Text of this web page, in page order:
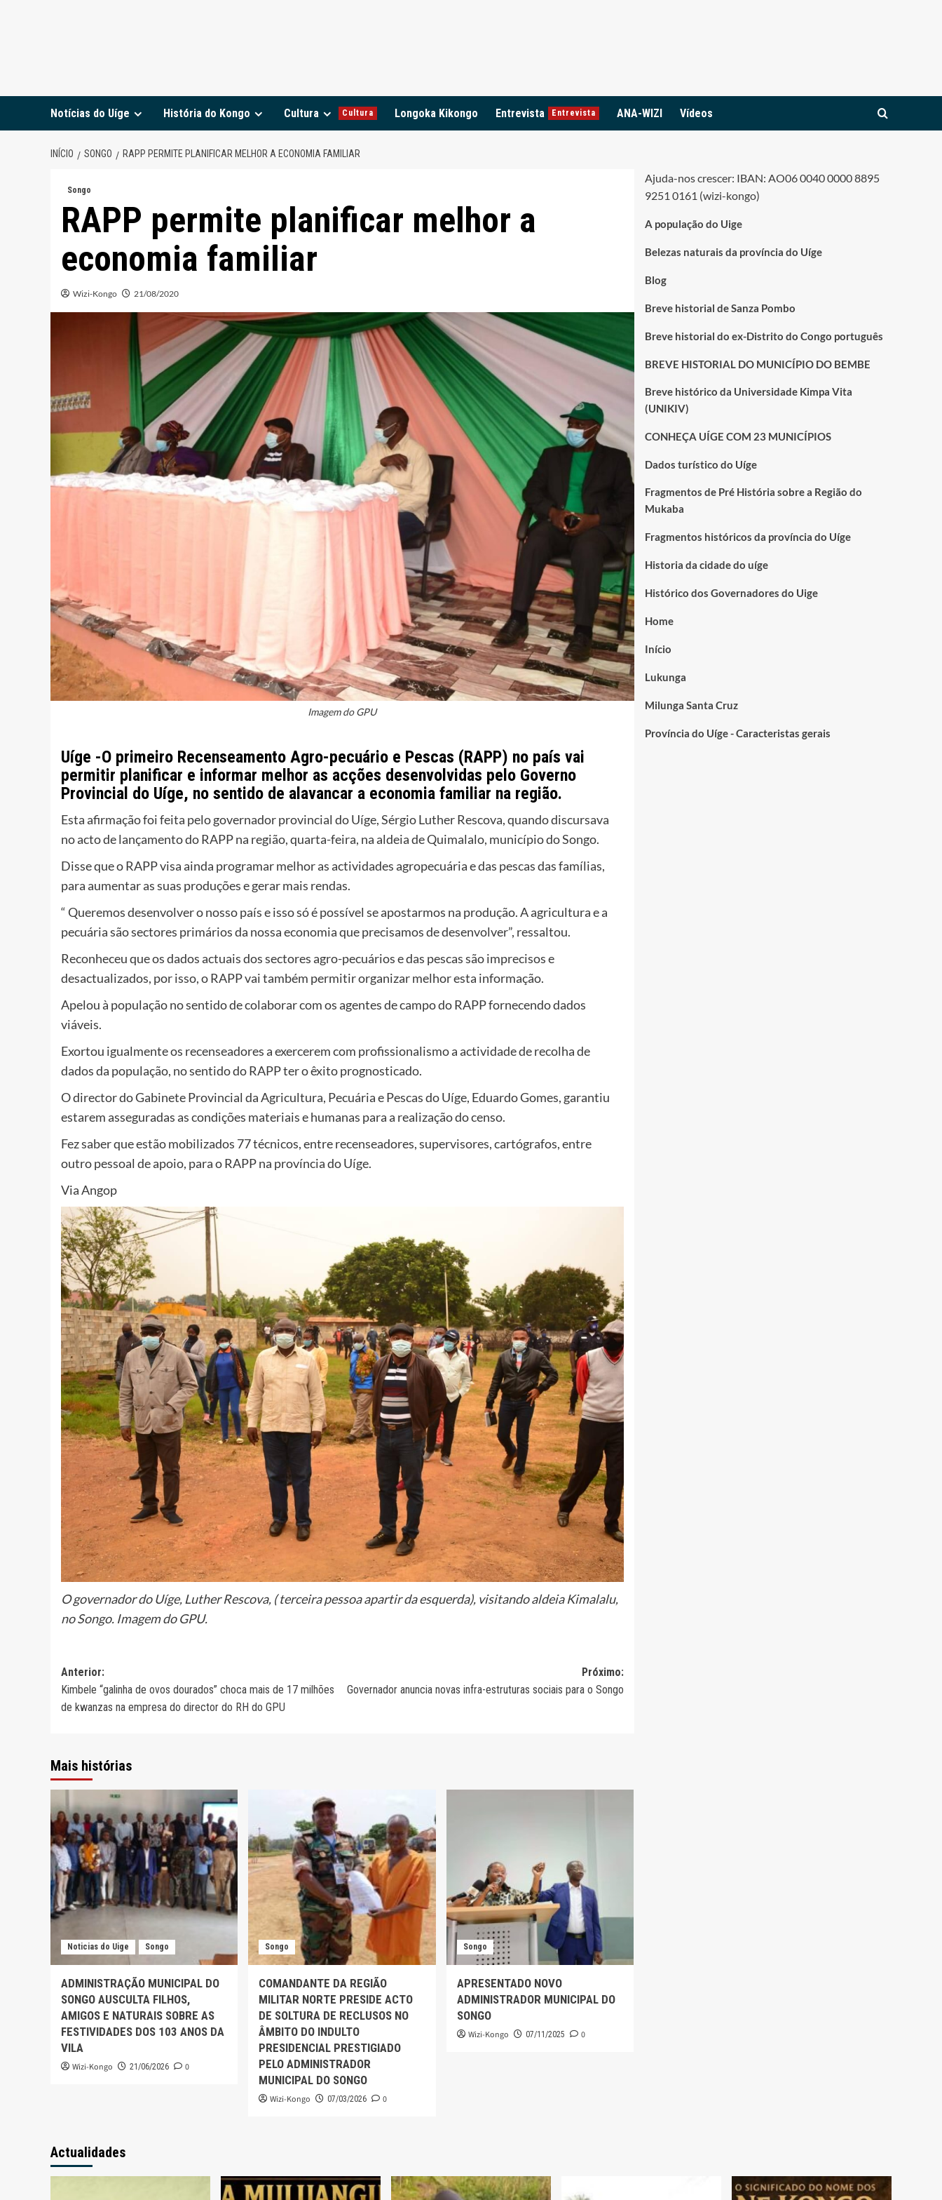
Notícias do Uíge História do Kongo Cultura Cultura Longoka Kikongo Entrevista Entrevista ANA-WIZI Vídeos
INÍCIO SONGO RAPP PERMITE PLANIFICAR MELHOR A ECONOMIA FAMILIAR
Songo
RAPP permite planificar melhor a
economia familiar
Wizi-Kongo 21/08/2020
Imagem do GPU
Uíge -O primeiro Recenseamento Agro-pecuário e Pescas (RAPP) no país vai
permitir planificar e informar melhor as acções desenvolvidas pelo Governo
Provincial do Uíge, no sentido de alavancar a economia familiar na região.
Esta afirmação foi feita pelo governador provincial do Uíge, Sérgio Luther Rescova, quando discursava
no acto de lançamento do RAPP na região, quarta-feira, na aldeia de Quimalalo, município do Songo.
Disse que o RAPP visa ainda programar melhor as actividades agropecuária e das pescas das famílias,
para aumentar as suas produções e gerar mais rendas.
“ Queremos desenvolver o nosso país e isso só é possível se apostarmos na produção. A agricultura e a
pecuária são sectores primários da nossa economia que precisamos de desenvolver”, ressaltou.
Reconheceu que os dados actuais dos sectores agro-pecuários e das pescas são imprecisos e
desactualizados, por isso, o RAPP vai também permitir organizar melhor esta informação.
Apelou à população no sentido de colaborar com os agentes de campo do RAPP fornecendo dados
viáveis.
Exortou igualmente os recenseadores a exercerem com profissionalismo a actividade de recolha de
dados da população, no sentido do RAPP ter o êxito prognosticado.
O director do Gabinete Provincial da Agricultura, Pecuária e Pescas do Uíge, Eduardo Gomes, garantiu
estarem asseguradas as condições materiais e humanas para a realização do censo.
Fez saber que estão mobilizados 77 técnicos, entre recenseadores, supervisores, cartógrafos, entre
outro pessoal de apoio, para o RAPP na província do Uíge.
Via Angop
O governador do Uíge, Luther Rescova, ( terceira pessoa apartir da esquerda), visitando aldeia Kimalalu,
no Songo. Imagem do GPU.
Navegação
de
Anterior:
Kimbele “galinha de ovos dourados” choca mais de 17 milhões
de kwanzas na empresa do director do RH do GPU
Próximo:
Governador anuncia novas infra-estruturas sociais para o Songo
Mais histórias
Noticias do Uige Songo
ADMINISTRAÇÃO MUNICIPAL DO
SONGO AUSCULTA FILHOS,
AMIGOS E NATURAIS SOBRE AS
FESTIVIDADES DOS 103 ANOS DA
VILA
Wizi-Kongo 21/06/2026 0
Songo
COMANDANTE DA REGIÃO
MILITAR NORTE PRESIDE ACTO
DE SOLTURA DE RECLUSOS NO
ÂMBITO DO INDULTO
PRESIDENCIAL PRESTIGIADO
PELO ADMINISTRADOR
MUNICIPAL DO SONGO
Wizi-Kongo 07/03/2026 0
Songo
APRESENTADO NOVO
ADMINISTRADOR MUNICIPAL DO
SONGO
Wizi-Kongo 07/11/2025 0
Ajuda-nos crescer: IBAN: AO06 0040 0000 8895
9251 0161 (wizi-kongo)
A população do Uige
Belezas naturais da província do Uíge
Blog
Breve historial de Sanza Pombo
Breve historial do ex-Distrito do Congo português
BREVE HISTORIAL DO MUNICÍPIO DO BEMBE
Breve histórico da Universidade Kimpa Vita
(UNIKIV)
CONHEÇA UÍGE COM 23 MUNICÍPIOS
Dados turístico do Uíge
Fragmentos de Pré História sobre a Região do
Mukaba
Fragmentos históricos da província do Uíge
Historia da cidade do uíge
Histórico dos Governadores do Uige
Home
Início
Lukunga
Milunga Santa Cruz
Província do Uíge - Caracteristas gerais
Actualidades